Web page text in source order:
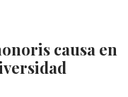
causa en